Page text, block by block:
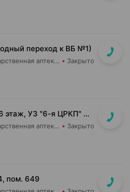
переход к ВБ №1)
БелЛекоЦентр РУП Государственная аптека №17 Закрыто
ул. Ульяновская, д. 5 (6 этаж, УЗ "6-я ЦРКП" Ленинского района)
БелЛекоЦентр РУП Государственная аптека №6 Закрыто
пом. 649